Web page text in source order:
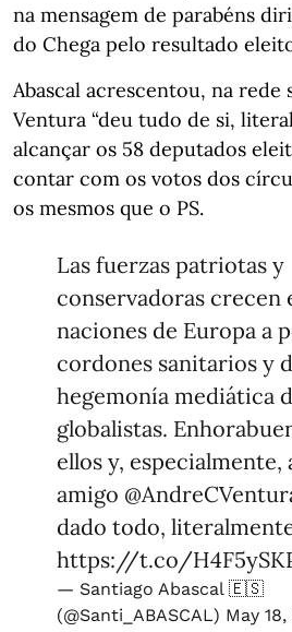
na mensagem de parabéns
do Chega pelo resultado
Abascal acrescentou, na rede
Ventura “deu tudo de si,
alcançar os 58 deputados
contar com os votos dos
os mesmos que o PS.
Las fuerzas patriotas y
conservadoras crecen
naciones de Europa a
cordones sanitarios y
hegemonía mediática
globalistas.
ellos y,
amigo
dado todo,
https://t.co/
— Santiago Abascal 🇪🇸
(@Santi_ABASCAL) May